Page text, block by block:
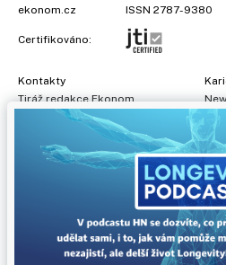
ekonom.cz
ISSN 2787-9380
Certifikováno:
Kontakty
Tiráž redakce Ekonom
Předplatné
Prohlášení o cookies
Nastavení soukromí
Ochrana osobních údajů
, obchodní garant: Adéla
Jakékoliv užití obsahu, včetně převzetí
Economia, a.s. zapovězeno. Bez